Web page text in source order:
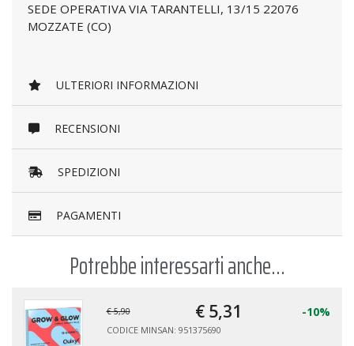
SEDE OPERATIVA VIA TARANTELLI, 13/15 22076
MOZZATE (CO)
ULTERIORI INFORMAZIONI
RECENSIONI
SPEDIZIONI
PAGAMENTI
Potrebbe interessarti anche...
€ 5,90 € 5,31 -10%
CODICE MINSAN: 951375690